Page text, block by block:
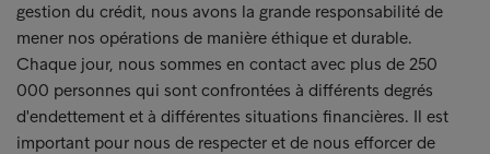
gestion du crédit, nous avons la grande responsabilité de
mener nos opérations de manière éthique et durable.
Chaque jour, nous sommes en contact avec plus de 250
000 personnes qui sont confrontées à différents degrés
d'endettement et à différentes situations financières. Il est
important pour nous de respecter et de nous efforcer de